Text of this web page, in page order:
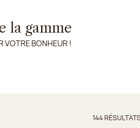
la gamme
VOTRE BONHEUR !
144